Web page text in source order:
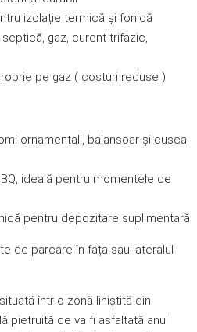
izolație termică și fonică
gaz, curent trifazic,
pe gaz ( costuri reduse )
ornamentali, balansoar și cusca
ideală pentru momentele de
pentru depozitare suplimentară
de parcare în fața sau lateralul
într-o zonă liniștită din
pietruită ce va fi asfaltată anul